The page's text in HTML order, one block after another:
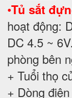
•Tủ sắt
hoạt động:
DC 4.5 ~
phòng bên
+ Tuổi thọ
+ Dòng